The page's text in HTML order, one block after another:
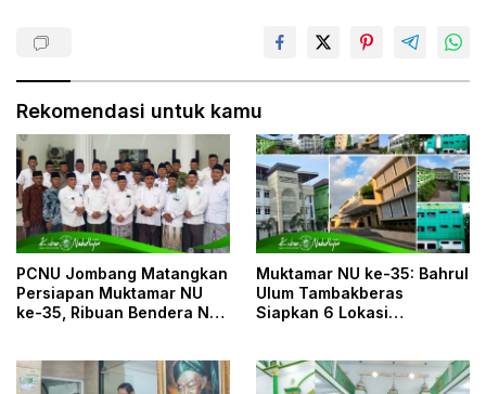
Rekomendasi untuk kamu
PCNU Jombang Matangkan
Persiapan Muktamar NU
ke-35, Ribuan Bendera NU
Muktamar NU ke-35: Bahrul
Ulum Tambakberas
Siapkan 6 Lokasi